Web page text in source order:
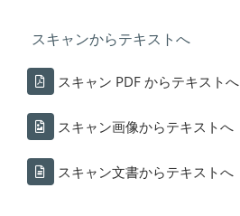
スキャンからテキストへ
スキャン PDF からテキストへ
スキャン画像からテキストへ
スキャン文書からテキストへ